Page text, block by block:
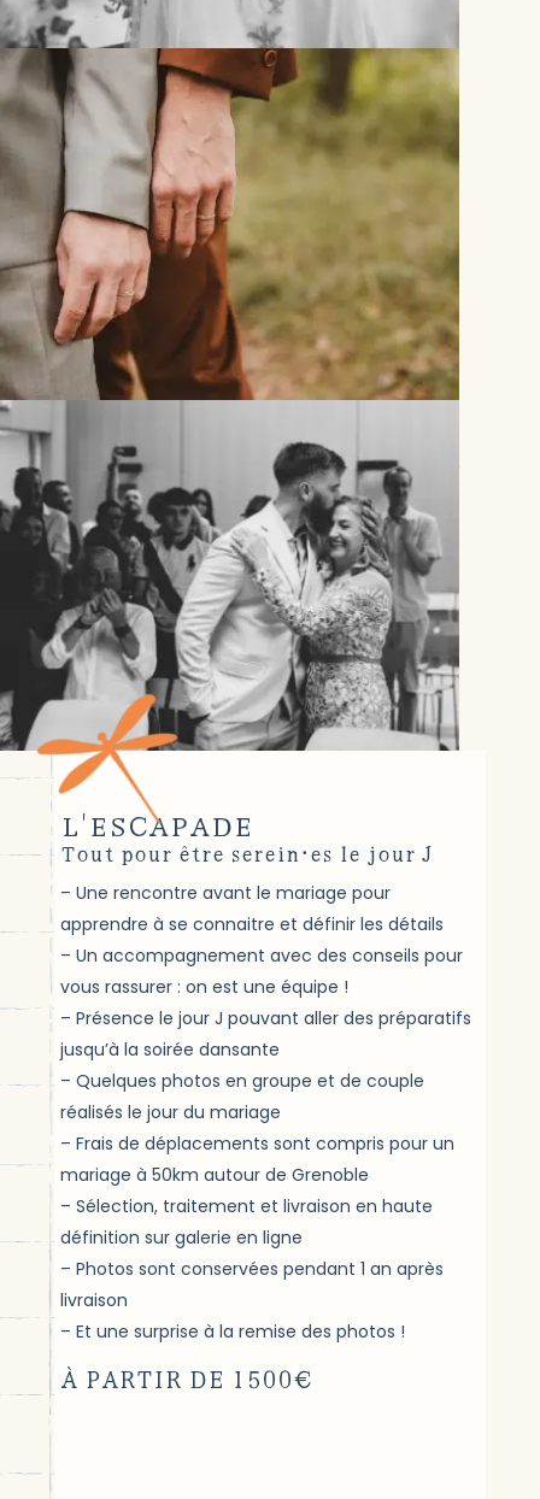
L'ESCAPADE
Tout pour être serein·es le jour J
Une rencontre avant le mariage pour
apprendre à se connaitre et définir les détails
Un accompagnement avec des conseils pour
vous rassurer : on est une équipe !
Présence le jour J pouvant aller des préparatifs
jusqu’à la soirée dansante
Quelques photos en groupe et de couple
réalisés le jour du mariage
Frais de déplacements sont compris pour un
mariage à 50km autour de Grenoble
Sélection, traitement et livraison en haute
définition sur galerie en ligne
Photos sont conservées pendant 1 an après
livraison
Et une surprise à la remise des photos !
À PARTIR DE 1500€